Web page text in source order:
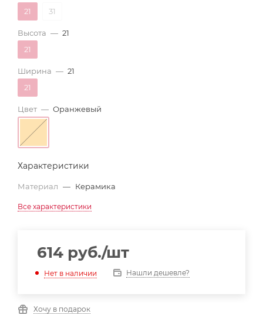
21
31
Высота — 21
21
Ширина — 21
21
Цвет — Оранжевый
Характеристики
Материал — Керамика
Все характеристики
614 руб./шт
Нет в наличии Нашли дешевле?
Хочу в подарок